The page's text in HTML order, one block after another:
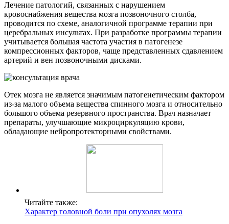
Лечение патологий, связанных с нарушением
кровоснабжения вещества мозга позвоночного столба,
проводится по схеме, аналогичной программе терапии при
церебральных инсультах. При разработке программы терапии
учитывается большая частота участия в патогенезе
компрессионных факторов, чаще представленных сдавлением
артерий и вен позвоночными дисками.
Отек мозга не является значимым патогенетическим фактором
из-за малого объема вещества спинного мозга и относительно
большого объема резервного пространства. Врач назначает
препараты, улучшающие микроциркуляцию крови,
обладающие нейропротекторными свойствами.
Читайте также:
Характер головной боли при опухолях мозга